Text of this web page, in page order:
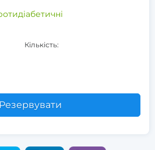
Кількість:
Резервувати